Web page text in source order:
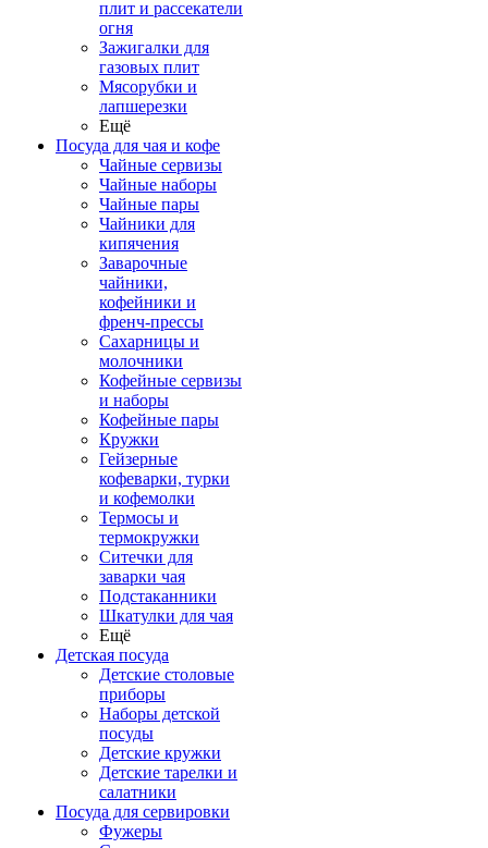
плит и рассекатели
огня
Зажигалки для
газовых плит
Мясорубки и
лапшерезки
Ещё
Посуда для чая и кофе
Чайные сервизы
Чайные наборы
Чайные пары
Чайники для
кипячения
Заварочные
чайники,
кофейники и
френч-прессы
Сахарницы и
молочники
Кофейные сервизы
и наборы
Кофейные пары
Кружки
Гейзерные
кофеварки, турки
и кофемолки
Термосы и
термокружки
Ситечки для
заварки чая
Подстаканники
Шкатулки для чая
Ещё
Детская посуда
Детские столовые
приборы
Наборы детской
посуды
Детские кружки
Детские тарелки и
салатники
Посуда для сервировки
Фужеры